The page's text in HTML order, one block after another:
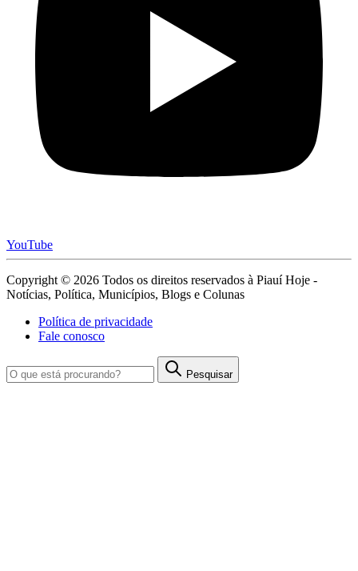
YouTube
Copyright © 2026 Todos os direitos reservados à Piauí Hoje -
Notícias, Política, Municípios, Blogs e Colunas
Política de privacidade
Fale conosco
Pesquisar